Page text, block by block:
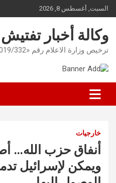
Skip
to
content
السبت, أغسطس 8, 2026
وكالة أخبار
ترخيص وزارة الاعلام رقم «2019/332» للتواصل : 51787720
خارجيات
أنفاق حزب الله…
ويمكن لإسرائيل